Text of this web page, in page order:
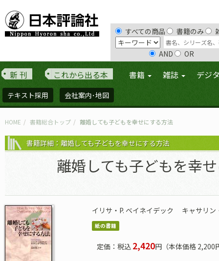
すべての商品 書籍のみ
AND OR
新 刊 これから出る本 書籍 雑誌 デジ
テキスト採用 会社案内･地図
HOME 書籍総合トップ 離婚しても子どもを幸せにする方法
書籍詳細：離婚しても子どもを幸せにする方法
離婚しても子どもを幸
イリサ・P. ベイネイデック キャサリン
紙の書籍
定価：税込 2,420円（本体価格 2,200